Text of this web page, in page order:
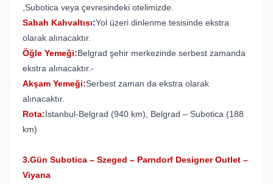
,Subotica veya çevresindeki otelimizde.
Sabah Kahvaltısı:Yol üzeri dinlenme tesisinde ekstra
olarak alınacaktır.
Öğle Yemeği:Belgrad şehir merkezinde serbest zamanda
ekstra alınacaktır.-
Akşam Yemeği:Serbest zaman da ekstra olarak
alınacaktır.
Rota:İstanbul-Belgrad (940 km), Belgrad – Subotica (188
km)
3.Gün Subotica – Szeged – Parndorf Designer Outlet –
Viyana